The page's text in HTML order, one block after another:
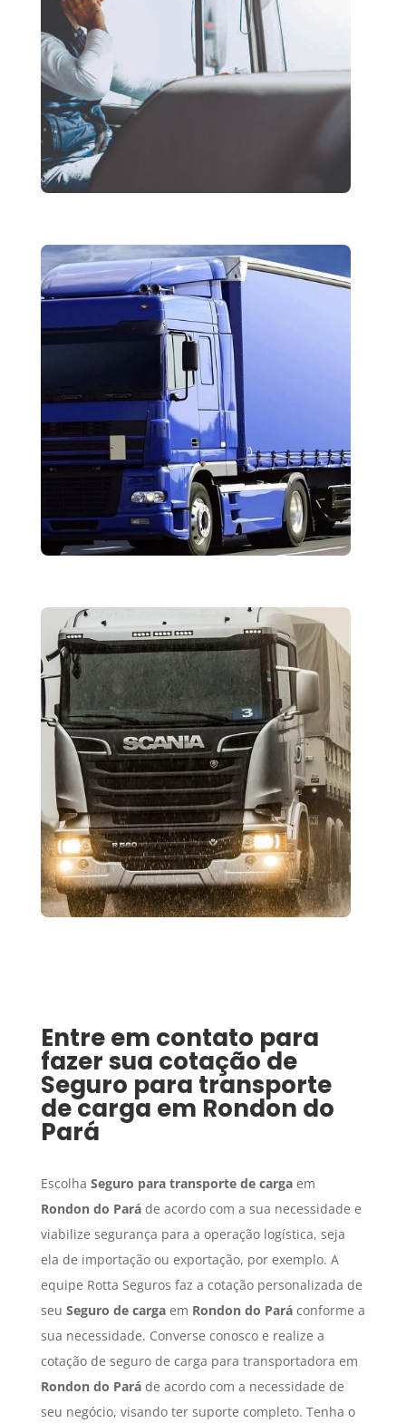
Entre em contato para
fazer sua cotação de
Seguro para transporte
de carga em Rondon do
Pará
Escolha Seguro para transporte de cargaem
Rondon do Paráde acordo com a sua necessidade e
viabilize segurança para a operação logística, seja
ela de importação ou exportação, por exemplo. A
equipe Rotta Seguros faz a cotação personalizada de
seu Seguro de cargaem Rondon do Paráconforme a
sua necessidade. Converse conosco e realize a
cotação de seguro de carga para transportadora em
Rondon do Paráde acordo com a necessidade de
seu negócio, visando ter suporte completo. Tenha o